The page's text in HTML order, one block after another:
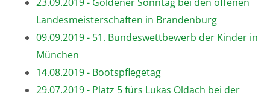
Landesmeisterschaften in Brandenburg
09.09.2019 - 51. Bundeswettbewerb der Kinder in
München
14.08.2019 - Bootspflegetag
29.07.2019 - Platz 5 fürs Lukas Oldach bei der